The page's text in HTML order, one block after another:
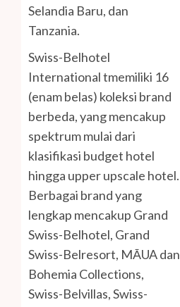
Selandia Baru, dan
Tanzania.
Swiss-Belhotel
International tmemiliki 16
(enam belas) koleksi brand
berbeda, yang mencakup
spektrum mulai dari
klasifikasi budget hotel
hingga upper upscale hotel.
Berbagai brand yang
lengkap mencakup Grand
Swiss-Belhotel, Grand
Swiss-Belresort, MĀUA dan
Bohemia Collections,
Swiss-Belvillas, Swiss-